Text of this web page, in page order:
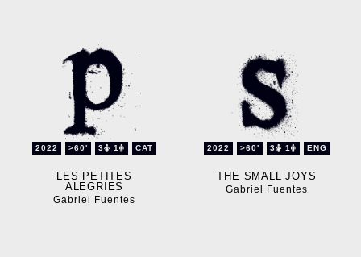
2022 >60' 3 1 CAT
LES PETITES
ALEGRIES
Gabriel Fuentes
2022 >60' 3 1 ENG
THE SMALL JOYS
Gabriel Fuentes